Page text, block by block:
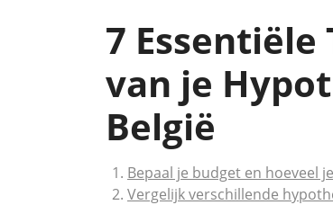
7
van je
België
Bepaal je budget en hoeveel
Vergelijk verschillende